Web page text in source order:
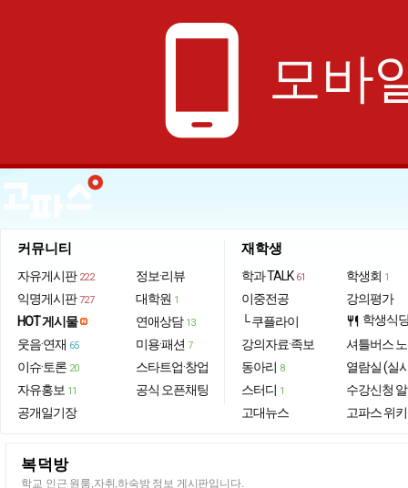
phone_android 모바
커뮤니티
자유게시판 222
익명게시판 727
HOT 게시물
웃음·연재 65
이슈·토론 20
자유홍보 11
공개일기장
정보·리뷰
대학원 1
연애상담 13
미용·패션 7
스타트업·창업
공식 오픈채팅
재학생
학과 TALK 61
이중전공
└ 쿠플라이
강의자료·족보
동아리 8
스터디 1
고대뉴스
학생회 1
강의평가
restaurant 학생식
셔틀버스
열람실 (실
수강신청
고파스 위키
복덕방
학교 인근 원룸,자취,하숙방 정보 게시판입니다.